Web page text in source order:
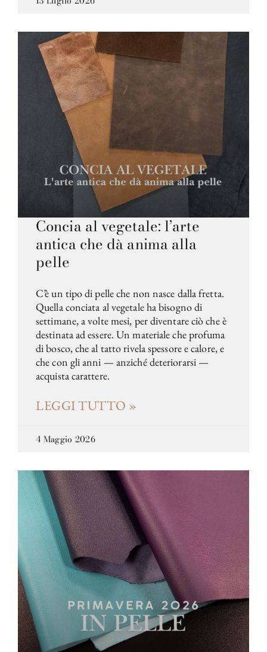
Concia al vegetale: l’arte
antica che dà anima alla
pelle
C’è un tipo di pelle che non nasce dalla fretta.
Quella conciata al vegetale ha bisogno di
settimane, a volte mesi, per diventare ciò che è
destinata ad essere. Un materiale che profuma
di bosco, che al tatto rivela spessore e calore, e
che con gli anni — anziché deteriorarsi —
acquista carattere.
LEGGI TUTTO »
4 Maggio 2026